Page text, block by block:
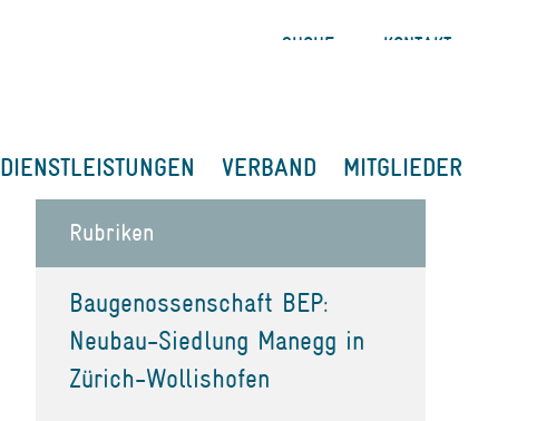
SUCHE KONTAKT
DIENSTLEISTUNGEN VERBAND MITGLIEDER
Rubriken
Baugenossenschaft BEP:
Neubau-Siedlung Manegg in
Zürich-Wollishofen